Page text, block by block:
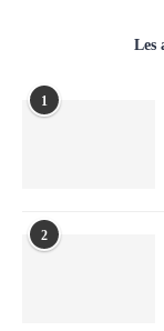
Les
1
2